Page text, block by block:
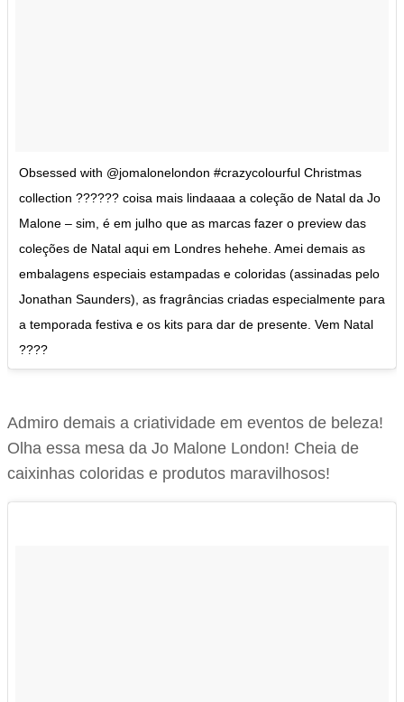
Obsessed with @jomalonelondon #crazycolourful Christmas
collection ?????? coisa mais lindaaaa a coleção de Natal da Jo
Malone – sim, é em julho que as marcas fazer o preview das
coleções de Natal aqui em Londres hehehe. Amei demais as
embalagens especiais estampadas e coloridas (assinadas pelo
Jonathan Saunders), as fragrâncias criadas especialmente para
a temporada festiva e os kits para dar de presente. Vem Natal
????
Admiro demais a criatividade em eventos de beleza!
Olha essa mesa da Jo Malone London! Cheia de
caixinhas coloridas e produtos maravilhosos!